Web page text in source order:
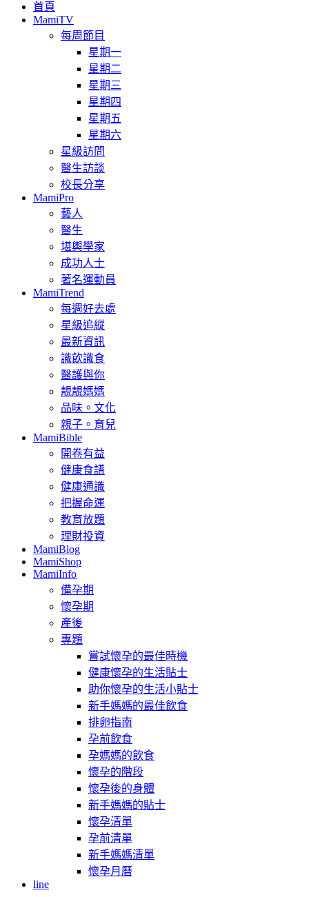
首頁
MamiTV
每周節目
星期一
星期二
星期三
星期四
星期五
星期六
星級訪問
醫生訪談
校長分享
MamiPro
藝人
醫生
堪輿學家
成功人士
著名運動員
MamiTrend
每週好去處
星級追縱
最新資訊
識飲識食
醫護與你
靚靚媽媽
品味。文化
親子。育兒
MamiBible
開卷有益
健康食譜
健康通識
把握命運
教育放題
理財投資
MamiBlog
MamiShop
MamiInfo
備孕期
懷孕期
產後
專題
嘗試懷孕的最佳時機
健康懷孕的生活貼士
助你懷孕的生活小貼士
新手媽媽的最佳飲食
排卵指南
孕前飲食
孕媽媽的飲食
懷孕的階段
懷孕後的身體
新手媽媽的貼士
懷孕清單
孕前清單
新手媽媽清單
懷孕月曆
line